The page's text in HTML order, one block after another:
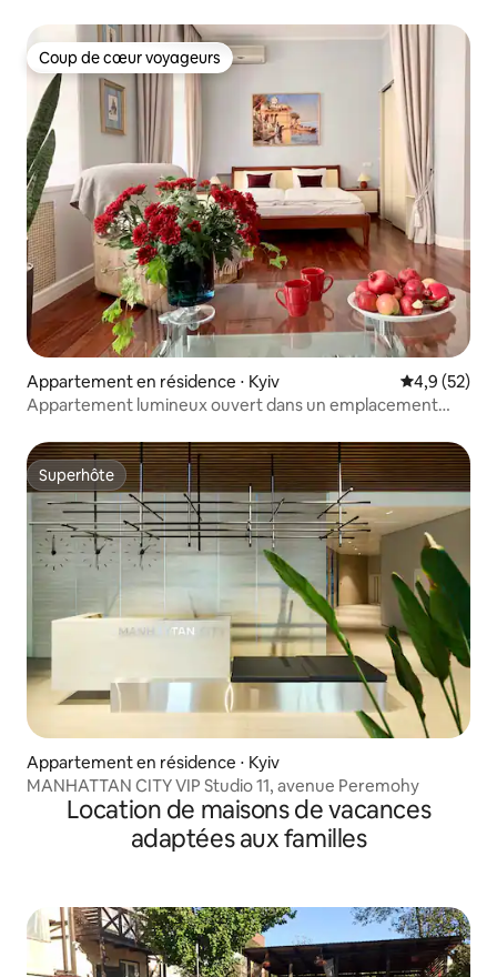
Coup de cœur voyageurs
Coup de cœur voyageurs
Appartement en résidence ⋅ Kyiv Évaluation
4,9 (52)
Appartement lumineux ouvert dans un emplacement
Superhôte
Superhôte
Appartement en résidence ⋅ Kyiv
MANHATTAN CITY VIP Studio 11, avenue Peremohy
Location de maisons de vacances
adaptées aux familles